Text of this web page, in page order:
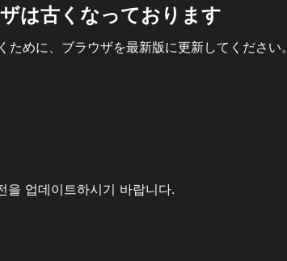
は古くなっております
めに、ブラウザを最新版に更新してください。
을 업데이트하시기 바랍니다.